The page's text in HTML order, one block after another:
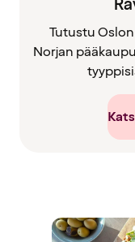
Tutustu
Norjan